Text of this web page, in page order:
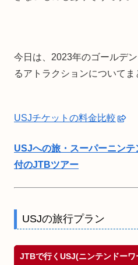
今日は、2023年のゴールデ
るアトラクションについてま
USJチケットの料金比較
USJへの旅・スーパーニン
付のJTBツアー
USJの旅行プラン
JTBで行くUSJ(ニンテンドー